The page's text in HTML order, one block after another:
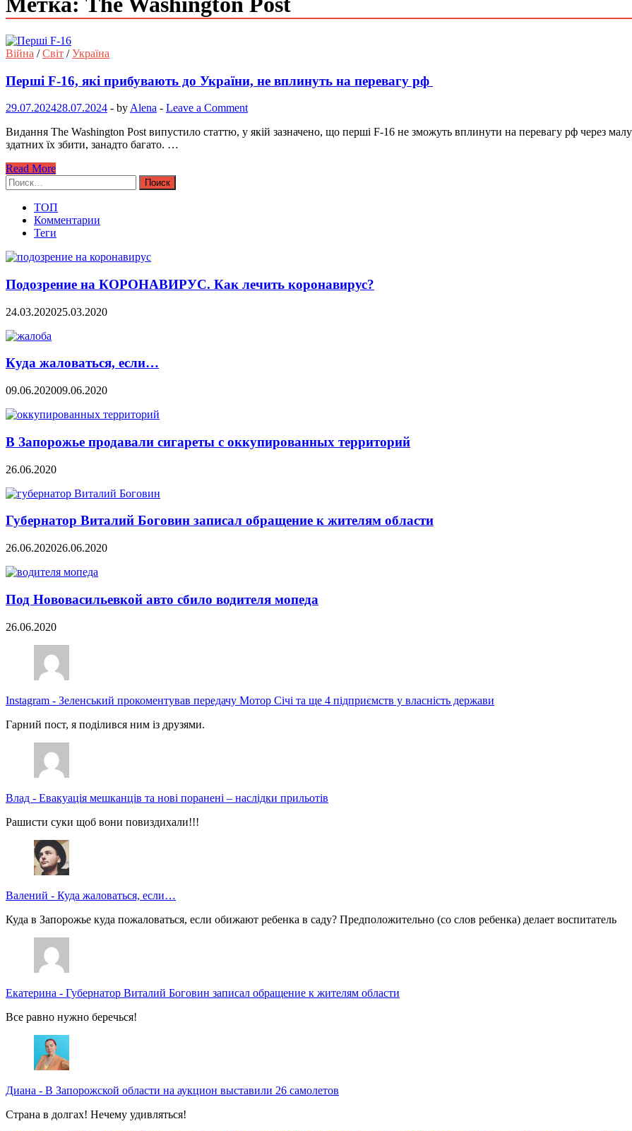
Війна /Світ /Україна
Перші F-16, які прибувають до України, не вплинуть на перевагу рф
29.07.202428.07.2024 - by Alena - Leave a Comment
Видання The Washington Post випустило статтю, у якій зазначено, що перші F-16 не зможуть вплинути на перевагу рф через
здатних їх збити, занадто багато. …
Read More
Найти:
ТОП
Комментарии
Теги
Подозрение на КОРОНАВИРУС. Как лечить коронавирус?
24.03.202025.03.2020
Куда жаловаться, если…
09.06.202009.06.2020
В Запорожье продавали сигареты с оккупированных территорий
26.06.2020
Губернатор Виталий Боговин записал обращение к жителям области
26.06.202026.06.2020
Под Нововасильевкой авто сбило водителя мопеда
26.06.2020
Instagram - Зеленський прокоментував передачу Мотор Січі та ще 4 підприємств у власність держави
Гарний пост, я поділився ним із друзями.
Влад - Евакуація мешканців та нові поранені – наслідки прильотів
Рашисти суки щоб вони повиздихали!!!
Валений - Куда жаловаться, если…
Куда в Запорожье куда пожаловаться, если обижают ребенка в саду? Предположительно (со слов ребенка) делает воспитатель
Екатерина - Губернатор Виталий Боговин записал обращение к жителям области
Все равно нужно беречься!
Диана - В Запорожской области на аукцион выставили 26 самолетов
Страна в долгах! Нечему удивляться!